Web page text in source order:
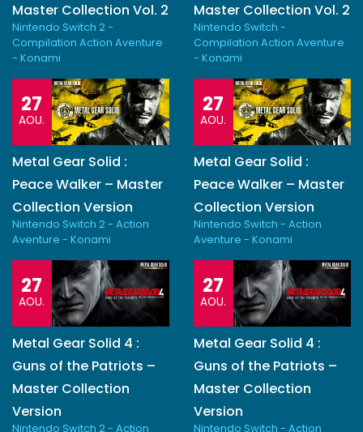
Master Collection Vol. 2
Nintendo Switch 2 -
Compilation Action Aventure
- Konami
Master Collection Vol. 2
Nintendo Switch -
Compilation Action Aventure
- Konami
27
AOU.
Metal Gear Solid :
Peace Walker – Master
Collection Version
Nintendo Switch 2 - Action
Aventure - Konami
27
AOU.
Metal Gear Solid :
Peace Walker – Master
Collection Version
Nintendo Switch - Action
Aventure - Konami
27
AOU.
Metal Gear Solid 4 :
Guns of the Patriots –
Master Collection
Version
Nintendo Switch 2 - Action
27
AOU.
Metal Gear Solid 4 :
Guns of the Patriots –
Master Collection
Version
Nintendo Switch - Action